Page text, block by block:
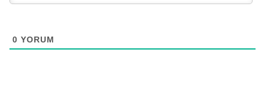
0 YORUM